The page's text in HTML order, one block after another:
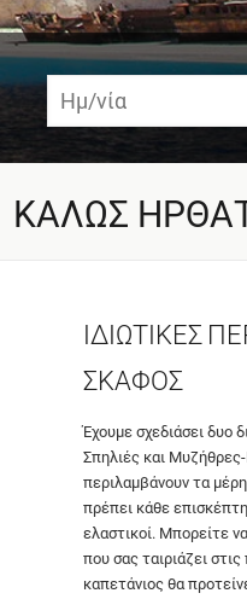
ΚΑΛΩΣ
ΙΔΙΩΤΙΚΕΣ
ΣΚΑΦΟΣ
Έχουμε σχεδιάσει δυο
Σπηλιές και
περιλαμβάνουν τα
πρέπει κάθε
ελαστικοί. Μπορείτε
που σας ταιριάζει
καπετάνιος θα